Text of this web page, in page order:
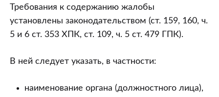
Требования к содержанию жалобы
установлены законодательством (ст. 159, 160, ч.
5 и 6 ст. 353 ХПК, ст. 109, ч. 5 ст. 479 ГПК).
В ней следует указать, в частности:
наименование органа (должностного лица),